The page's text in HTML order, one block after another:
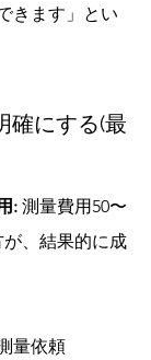
きます」とい
確にする(最
: 測量費用50〜
、結果的に成
量依頼